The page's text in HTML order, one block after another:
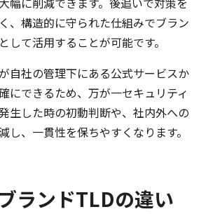
、構造的に守られた仕組みでブラン
して活用することが可能です。
自社の管理下にある公式サービスか
にできるため、万が一セキュリティ
生した時の初動判断や、社内外への
し、一貫性を保ちやすくなります。
ランドTLDの違い